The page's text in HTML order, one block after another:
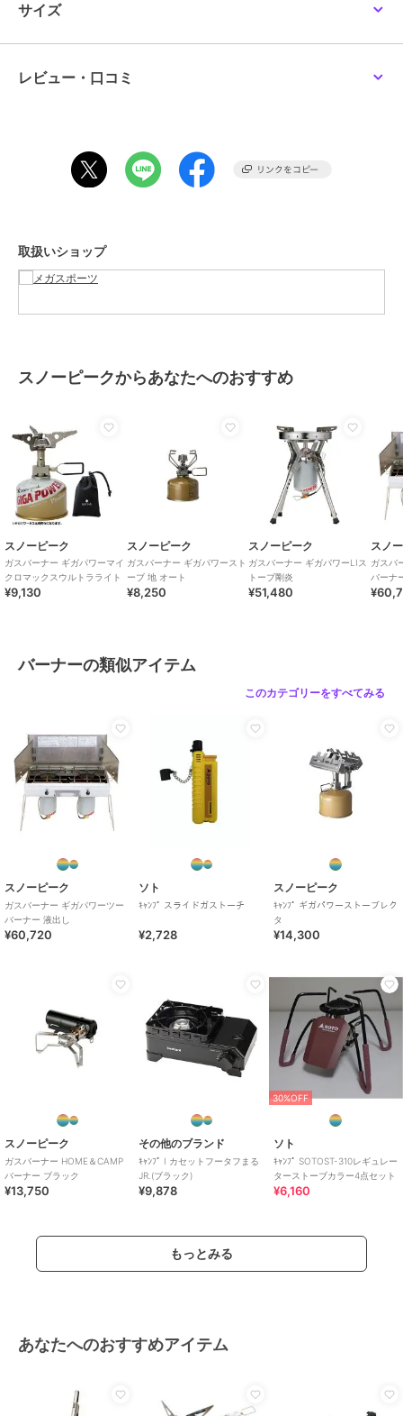
商品カテゴリ
-
サイズ
レビュー・口コミ
取扱いショップ
スノーピークからあなたへのおすすめ
スノーピーク
ガスバーナー ギガパワーマイ
クロマックスウルトラライト
¥9,130
スノーピーク
ガスバーナー ギガパワースト
ーブ 地 オート
¥8,250
スノーピーク
ガスバーナー ギガパワーLIス
トーブ剛炎
¥51,480
スノ
ガスバ
バーナ
バーナーの類似アイテム
このカテゴリーをすべてみる
スノーピーク
ガスバーナー ギガパワーツー
バーナー 液出し
¥60,720
ソト
ｷｬﾝﾌﾟ スライドガストーチ
¥2,728
スノーピーク
ｷｬﾝﾌﾟ ギガパワーストーブレク
タ
¥14,300
スノーピーク
ガスバーナー HOME＆CAMP
バーナー ブラック
¥13,750
その他のブランド
ｷｬﾝﾌﾟ I カセットフータフまる
JR.(ブラック)
¥9,878
30%OFF
ソト
ｷｬﾝﾌﾟ SOTOST-310レギュレー
ターストーブカラー4点セット
¥6,160
もっとみる
あなたへのおすすめアイテム